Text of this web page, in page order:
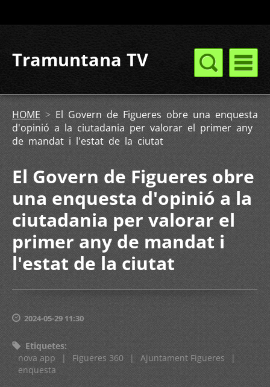
Tramuntana TV
HOME > El Govern de Figueres obre una enquesta
d'opinió a la ciutadania per valorar el primer any
de mandat i l'estat de la ciutat
El Govern de Figueres obre
una enquesta d'opinió a la
ciutadania per valorar el
primer any de mandat i
l'estat de la ciutat
2024-05-29 11:30
Etiquetes:
nova app
| Figueres 360 | Ajuntament Figueres
|
enquesta